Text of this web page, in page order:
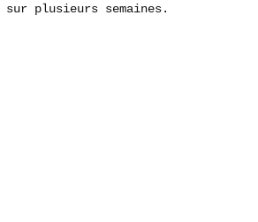
plusieurs semaines.